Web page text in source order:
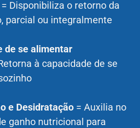
= Disponibiliza o retorno da
parcial ou integralmente
de se alimentar
à capacidade de se
e Desidratação = Auxilia no
ganho nutricional para